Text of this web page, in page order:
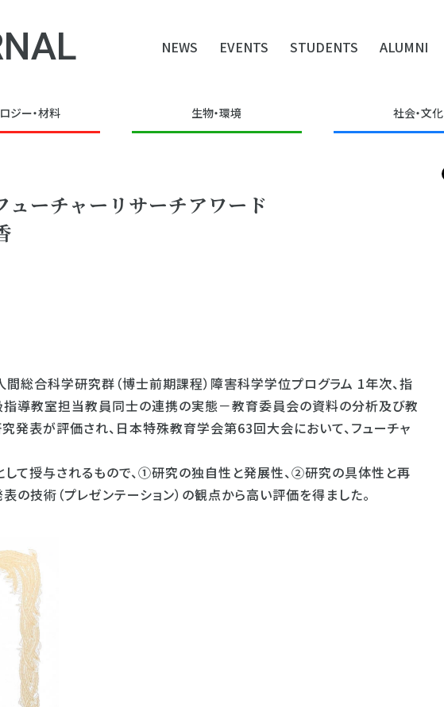
NEWS EVENTS STUDENTS ALUMNI
ジー・材料 生物・環境 社会・文化
ーチャーリサーチアワード
総合科学研究群（博士前期課程）障害科学学位プログラム 1年次、指
指導教室担当教員同士の連携の実態－教育委員会の資料の分析及び教
発表が評価され、日本特殊教育学会第63回大会において、フューチャ
て授与されるもので、①研究の独自性と発展性、②研究の具体性と再
技術（プレゼンテーション）の観点から高い評価を得ました。